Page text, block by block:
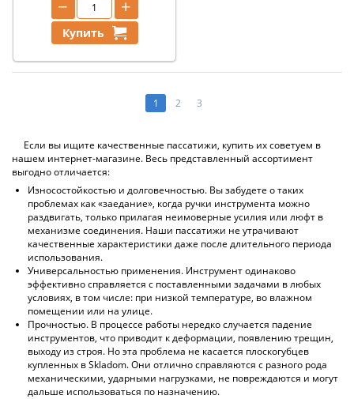
+
−
Купить
1 2 3
Если вы ищите качественные пассатижи, купить их советуем в
нашем интернет-магазине. Весь представленный ассортимент
выгодно отличается:
Износостойкостью и долговечностью. Вы забудете о таких
проблемах как «заедание», когда ручки инструмента можно
раздвигать, только прилагая неимоверные усилия или люфт в
механизме соединения. Наши пассатижи не утрачивают
качественные характеристики даже после длительного периода
использования.
Универсальностью применения. Инструмент одинаково
эффективно справляется с поставленными задачами в любых
условиях, в том числе: при низкой температуре, во влажном
помещении или на улице.
Прочностью. В процессе работы нередко случается падение
инструментов, что приводит к деформации, появлению трещин,
выходу из строя. Но эта проблема не касается плоскогубцев
купленных в Skladom. Они отлично справляются с разного рода
механическими, ударными нагрузками, не повреждаются и могут
дальше использоваться по назначению.